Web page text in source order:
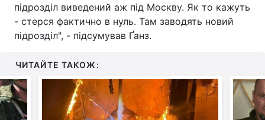
підрозділ виведений аж під Москву. Як то кажуть
- стерся фактично в нуль. Там заводять новий
підрозділ", - підсумував Ґанз.
ЧИТАЙТЕ ТАКОЖ: